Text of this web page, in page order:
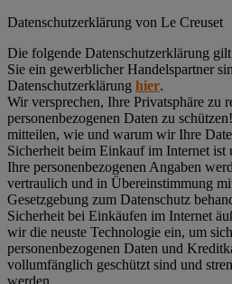
Datenschutz­erklärung von Le Creuset
Die folgende Datenschutzerklärung
Sie ein gewerblicher Handelspartner
Datenschutzerklärung hier.
Wir versprechen, Ihre Privatsphäre zu
personenbezogenen Daten zu
mitteilen, wie und warum wir Ihre
Sicherheit beim Einkauf im Internet ist
Ihre personenbezogenen Angaben
vertraulich und in Übereinstimmung
Gesetzgebung zum Datenschutz
Sicherheit bei Einkäufen im Internet
wir die neuste Technologie ein, um
personenbezogenen Daten und
vollumfänglich geschützt sind und
werden.